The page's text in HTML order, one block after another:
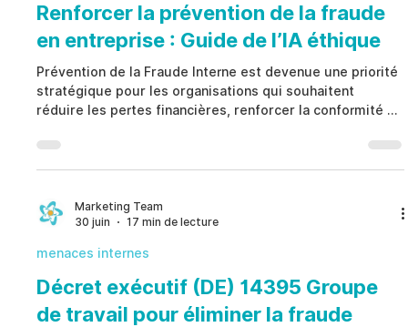
Renforcer la prévention de la fraude
en entreprise : Guide de l’IA éthique
Prévention de la Fraude Interne est devenue une priorité
stratégique pour les organisations qui souhaitent
réduire les pertes financières, renforcer la conformité et
Plutôt que d'attendre qu'une fraude soit découverte,
Prévention de la Fraude Interne repose sur une
des indicateurs objectifs de risque et une collaboration
entre les différentes fonctions afin d'identifier
Marketing Team
30 juin
17 min de lecture
menaces internes
Décret exécutif (DE) 14395 Groupe
de travail pour éliminer la fraude